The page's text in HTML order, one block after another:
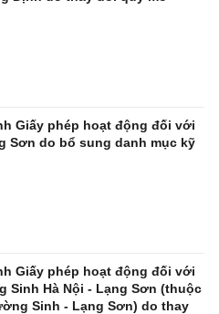
Giấy phép hoạt động đối với
Sơn do bổ sung danh mục kỹ
Giấy phép hoạt động đối với
Sinh Hà Nội - Lạng Sơn (thuộc
Sinh - Lạng Sơn) do thay